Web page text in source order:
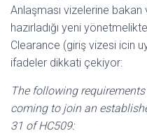
Anlaşması vizelerine
hazırladığı yeni
Clearance (giriş vizesi icin
ifadeler dikkati çekiyor:
The following
coming to join an
31 of HC509: